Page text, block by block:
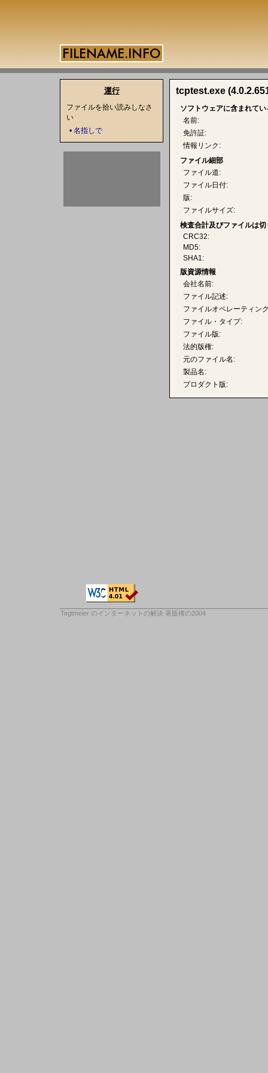
tcptest.exe
ソフトウェアに含まれてい
名前:
免許証:
情報リンク:
ファイル細部
ファイル道:
ファイル日付:
版:
ファイルサイズ:
検査合計及びファイルは切
CRC32:
MD5:
SHA1:
版資源情報
会社名前:
ファイル記述:
ファイルオペレーティン
ファイル・タイプ:
ファイル版:
法的版権:
元のファイル名:
製品名:
プロダクト版:
運行
ファイルを拾い読みしなさ
い
• 名指しで
Tegtmeier のインターネットの解決 著版権の2004